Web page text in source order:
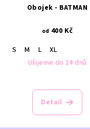
Obojek - BATMAN
od 400 Kč
S
M L
XL
Ušijeme do 14 dnů
Detail